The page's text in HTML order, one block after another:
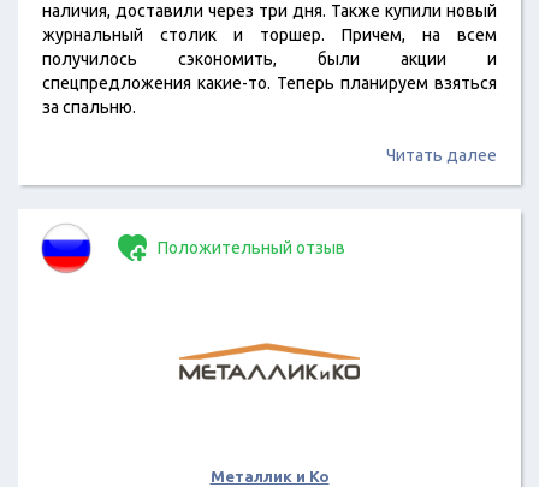
наличия, доставили через три дня. Также купили новый
журнальный столик и торшер. Причем, на всем
получилось сэкономить, были акции и
спецпредложения какие-то. Теперь планируем взяться
за спальню.
Читать далее
Положительный отзыв
Металлик и Ко